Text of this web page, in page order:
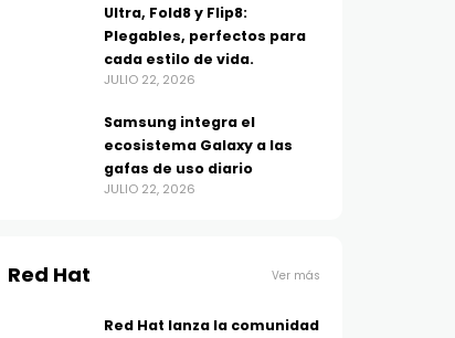
Ultra, Fold8 y Flip8:
Plegables, perfectos para
cada estilo de vida.
JULIO 22, 2026
Samsung integra el
ecosistema Galaxy a las
gafas de uso diario
JULIO 22, 2026
Red Hat Ver más
Red Hat lanza la comunidad